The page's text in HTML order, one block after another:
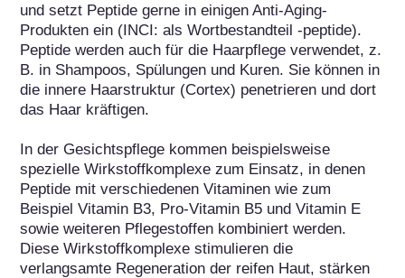
und setzt Peptide gerne in einigen Anti-Aging-
Produkten ein (INCI: als Wortbestandteil -peptide).
Peptide werden auch für die Haarpflege verwendet, z.
B. in Shampoos, Spülungen und Kuren. Sie können in
die innere Haarstruktur (Cortex) penetrieren und dort
das Haar kräftigen.
In der Gesichtspflege kommen beispielsweise
spezielle Wirkstoffkomplexe zum Einsatz, in denen
Peptide mit verschiedenen Vitaminen wie zum
Beispiel Vitamin B3, Pro-Vitamin B5 und Vitamin E
sowie weiteren Pflegestoffen kombiniert werden.
Diese Wirkstoffkomplexe stimulieren die
verlangsamte Regeneration der reifen Haut, stärken